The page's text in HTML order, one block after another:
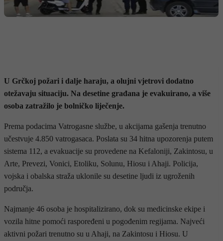
U Grčkoj požari i dalje haraju, a olujni vjetrovi dodatno
otežavaju situaciju. Na desetine građana je evakuirano, a više
osoba zatražilo je bolničko liječenje.
Prema podacima Vatrogasne službe, u akcijama gašenja trenutno
učestvuje 4.850 vatrogasaca. Poslata su 34 hitna upozorenja putem
sistema 112, a evakuacije su provedene na Kefaloniji, Zakintosu, u
Arte, Prevezi, Vonici, Etoliku, Solunu, Hiosu i Ahaji. Policija,
vojska i obalska straža uklonile su desetine ljudi iz ugroženih
područja.
Najmanje 46 osoba je hospitalizirano, dok su medicinske ekipe i
vozila hitne pomoći raspoređeni u pogođenim regijama. Najveći
aktivni požari trenutno su u Ahaji, na Zakintosu i Hiosu. U